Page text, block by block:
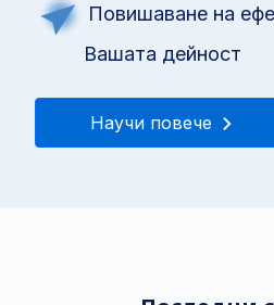
Повишаване на
Вашата дейност
Научи повече